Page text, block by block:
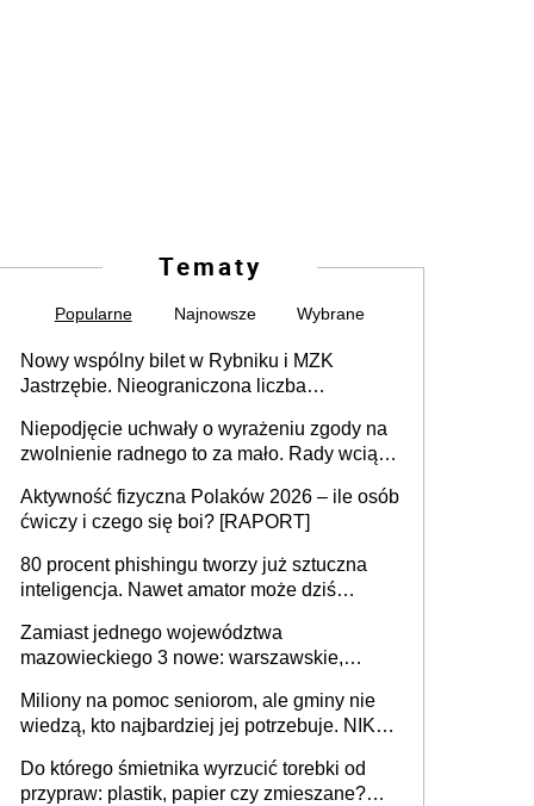
Tematy
Popularne Najnowsze Wybrane
Nowy wspólny bilet w Rybniku i MZK
Jastrzębie. Nieograniczona liczba
Niepodjęcie uchwały o wyrażeniu zgody na
zwolnienie radnego to za mało. Rady wciąż
rozstrzygać sprawy
Aktywność fizyczna Polaków 2026 – ile osób
ćwiczy i czego się boi? [RAPORT]
80 procent phishingu tworzy już sztuczna
inteligencja. Nawet amator może dziś
Zamiast jednego województwa
mazowieckiego 3 nowe: warszawskie,
Europie nie ma tak dużych jednostek
stołecznych
Miliony na pomoc seniorom, ale gminy nie
wiedzą, kto najbardziej jej potrzebuje. NIK
Do którego śmietnika wyrzucić torebki od
przypraw: plastik, papier czy zmieszane?